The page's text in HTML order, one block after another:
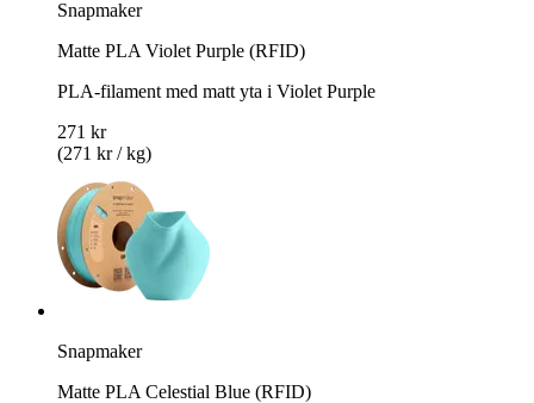
Snapmaker
Matte PLA Violet Purple (RFID)
PLA-filament med matt yta i Violet Purple
271 kr
(271 kr / kg)
Snapmaker
Matte PLA Celestial Blue (RFID)